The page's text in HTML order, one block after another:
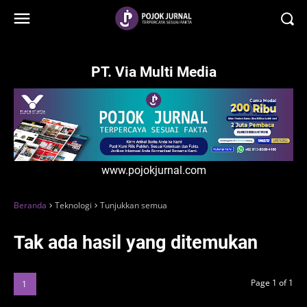
PT. Via Multi Media
www.pojokjurnal.com
Beranda Teknologi Tunjukkan semua
Tak ada hasil yang ditemukan
Page 1 of 1
1